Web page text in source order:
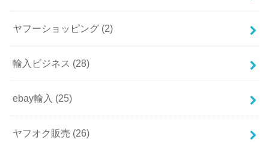
ヤフーショッピング (2)
輸入ビジネス (28)
ebay輸入 (25)
ヤフオク販売 (26)